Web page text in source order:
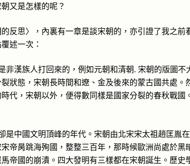
又是怎樣的呢？
反思〉，內裏有一章是談宋朝的，亦引證了我之前
述一次：
非漢族人打回來的，例如元朝和清朝. 宋朝的版圖不
狀態，宋朝長時間和遼、金及後來的蒙古國共處。
代，宋朝以外，便得數同樣是國家分裂的春秋戰國
是中國文明頂峰的年代。宋朝由北宋宋太祖趙匡胤
帝昺跳海殉國，整整三百年，那時候歐洲尚處於黑
帝國的崩潰。四大發明有三樣都在宋朝誕生。歷史